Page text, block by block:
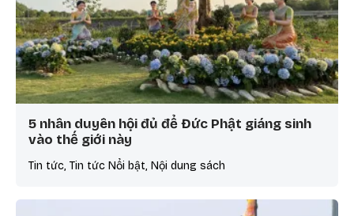
5 nhân duyên hội đủ để Đức Phật giáng sinh
vào thế giới này
Tin tức, Tin tức Nổi bật, Nội dung sách